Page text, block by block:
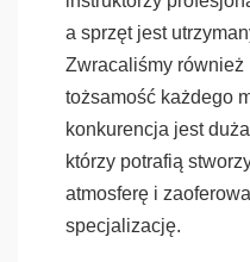
a sprzęt jest
Zwracaliśmy
tożsamość każdego
konkurencja jest
którzy potrafią
atmosferę i
specjalizację.